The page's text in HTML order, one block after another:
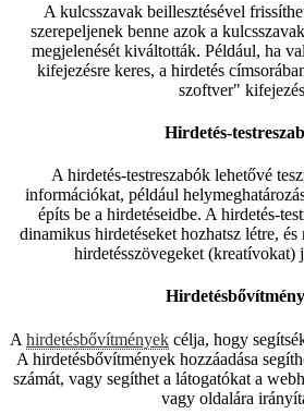
A kulcsszavak beillesztésével
szerepeljenek benne azok a
megjelenését kiváltották. Például, ha
kifejezésre keres, a hirdetés
szoftver"
Hirdetés-
A hirdetés-testreszabók lehetővé
információkat, például
építs be a hirdetéseidbe. A hirdetés-
dinamikus hirdetéseket hozhatsz létre,
hirdetésszövegeket (kreatívokat)
A hirdetésbővítmények célja, hogy
A hirdetésbővítmények hozzáadása
számát, vagy segíthet a látogatókat a
vagy oldalára